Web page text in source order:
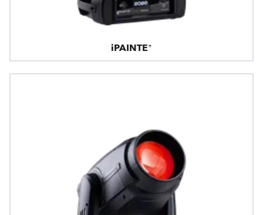
iPAINTE®